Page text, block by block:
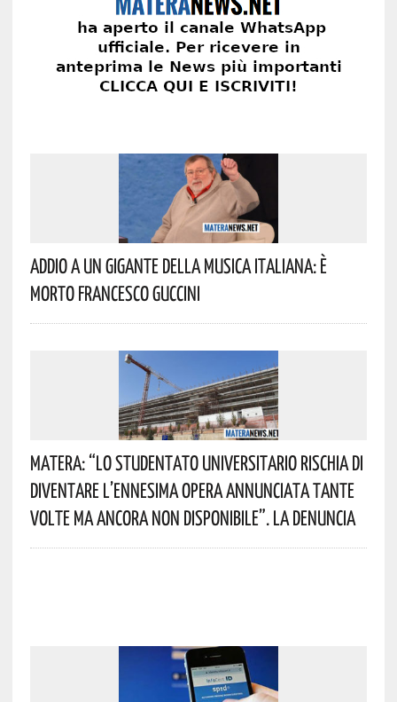
Addio A Un Gigante Della Musica Italiana: È
Morto Francesco Guccini
Matera: “Lo Studentato Universitario Rischia Di
Diventare L’ennesima Opera Annunciata Tante
Volte Ma Ancora Non Disponibile”. La Denuncia